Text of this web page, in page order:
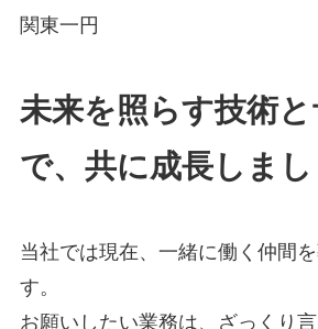
関東一円
未来を照らす技術
で、共に成長しまし
当社では現在、一緒に働く仲間
す。
お願いしたい業務は、ざっくり